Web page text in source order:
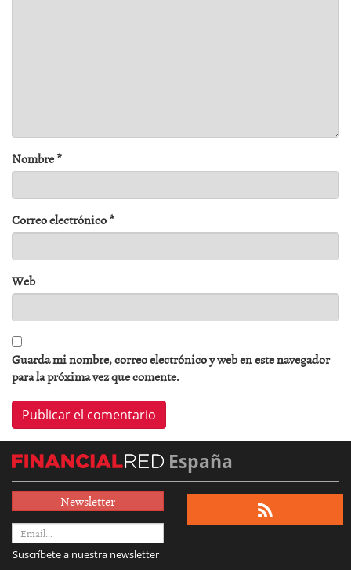
Nombre*
Correo electrónico*
Web
Guarda mi nombre, correo electrónico y web en este navegador
para la próxima vez que comente.
España
Newsletter
Suscríbete a nuestra newsletter